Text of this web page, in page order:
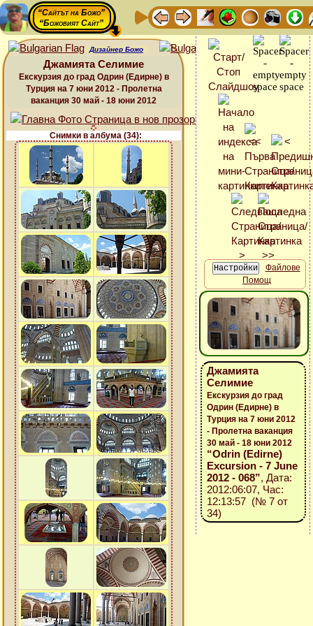
“Сайтът на Божо”
“Божовият Сайт”
Дизайнер Божо
Джамията Селимие
Екскурзия до град Одрин (Едирне) в
Турция на 7 юни 2012 - Пролетна
ваканция 30 май - 18 юни 2012
Снимки в албума (34):
Файлове
Помощ
Джамията
Селимие
Екскурзия до град
Одрин (Едирне) в
Турция на 7 юни 2012
- Пролетна ваканция
30 май - 18 юни 2012
“Odrin (Edirne)
Excursion - 7 June
2012 - 068”, Дата:
2012:06:07, Час:
12:13:57 (№ 7 от
34)